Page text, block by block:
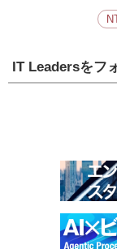
IT Leadersをフ